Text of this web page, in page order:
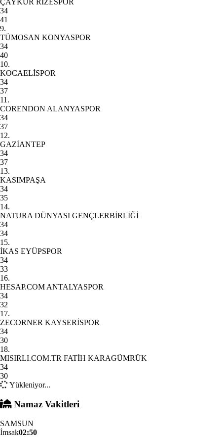
ÇAYKUR RİZESPOR
34
41
9.
TÜMOSAN KONYASPOR
34
40
10.
KOCAELİSPOR
34
37
11.
CORENDON ALANYASPOR
34
37
12.
GAZİANTEP
34
37
13.
KASIMPAŞA
34
35
14.
NATURA DÜNYASI GENÇLERBİRLİĞİ
34
34
15.
İKAS EYÜPSPOR
34
33
16.
HESAP.COM ANTALYASPOR
34
32
17.
ZECORNER KAYSERİSPOR
34
30
18.
MISIRLI.COM.TR FATİH KARAGÜMRÜK
34
30
Yükleniyor...
Namaz Vakitleri
SAMSUN
İmsak02:50